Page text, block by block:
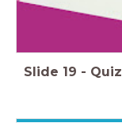
Slide 19 - Quiz